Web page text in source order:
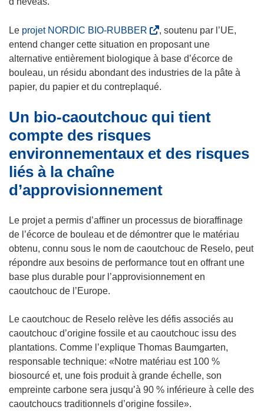
Le projet NORDIC BIO-RUBBER
s
’
o
u
r
d
a
u
e
n
o
u
v
l
e
f
e
n
ê
t
, soutenu par l’UE,
entend changer cette situation en proposant une
alternative entièrement biologique à base d’écorce de
bouleau, un résidu abondant des industries de la pâte à
papier, du papier et du contreplaqué.
Un bio-caoutchouc qui tient
compte des risques
environnementaux et des risques
liés à la chaîne
d’approvisionnement
Le projet a permis d’affiner un processus de bioraffinage
de l’écorce de bouleau et de démontrer que le matériau
obtenu, connu sous le nom de caoutchouc de Reselo, peut
répondre aux besoins de performance tout en offrant une
base plus durable pour l’approvisionnement en
caoutchouc de l’Europe.
Le caoutchouc de Reselo relève les défis associés au
caoutchouc d’origine fossile et au caoutchouc issu des
plantations. Comme l’explique Thomas Baumgarten,
responsable technique: «Notre matériau est 100 %
biosourcé et, une fois produit à grande échelle, son
empreinte carbone sera jusqu’à 90 % inférieure à celle des
caoutchoucs traditionnels d’origine fossile».